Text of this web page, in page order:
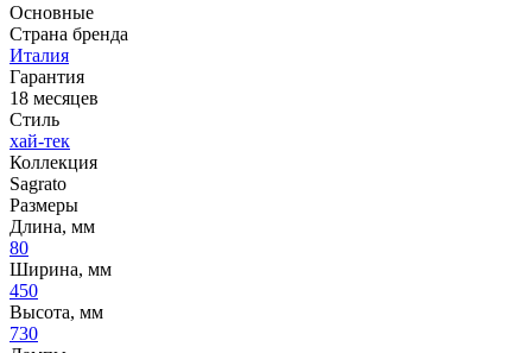
Основные
Страна бренда
Италия
Гарантия
18 месяцев
Стиль
хай-тек
Коллекция
Sagrato
Размеры
Длина, мм
80
Ширина, мм
450
Высота, мм
730